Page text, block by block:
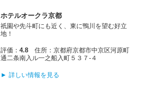
ホテルオークラ京都
祇園や先斗町にも近く、東に鴨川を望む好立
地！
評価：4.8 住所：京都府京都市中京区河原町
通二条南入ル一之船入町５３７‐４
► 詳しい情報を見る